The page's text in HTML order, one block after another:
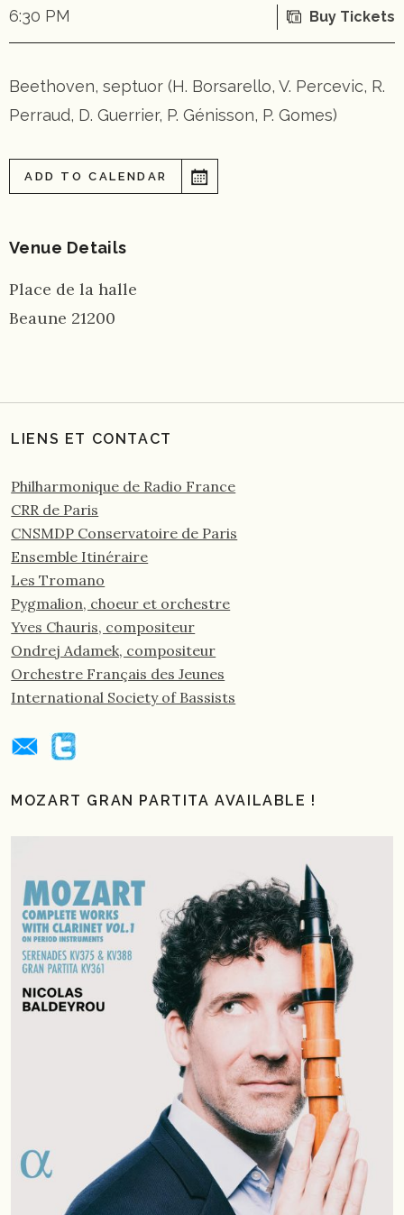
6:30 PM Buy Tickets
Beethoven, septuor (H. Borsarello, V. Percevic, R.
Perraud, D. Guerrier, P. Génisson, P. Gomes)
ADD TO CALENDAR
Venue Details
Place de la halle
Beaune 21200
LIENS ET CONTACT
Philharmonique de Radio France
CRR de Paris
CNSMDP Conservatoire de Paris
Ensemble Itinéraire
Les Tromano
Pygmalion, choeur et orchestre
Yves Chauris, compositeur
Ondrej Adamek, compositeur
Orchestre Français des Jeunes
International Society of Bassists
MOZART GRAN PARTITA AVAILABLE !